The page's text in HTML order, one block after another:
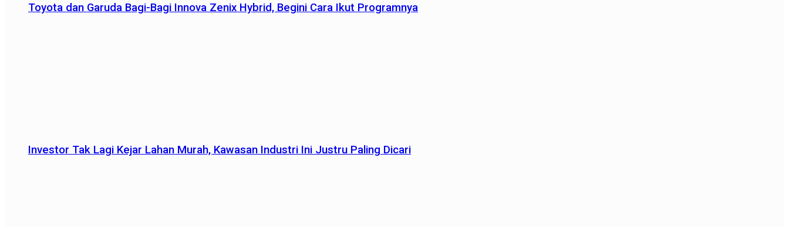
Toyota dan Garuda Bagi-Bagi Innova Zenix Hybrid, Begini Cara Ikut Programnya
Investor Tak Lagi Kejar Lahan Murah, Kawasan Industri Ini Justru Paling Dicari